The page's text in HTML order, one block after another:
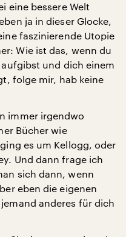
eine bessere Welt
ja in dieser Glocke,
faszinierende Utopie
Wie ist das, wenn du
und dich einem
folge mir, hab keine
immer irgendwo
Bücher wie
es um Kellogg, oder
Und dann frage ich
sich dann, wenn
eben die eigenen
anderes für dich